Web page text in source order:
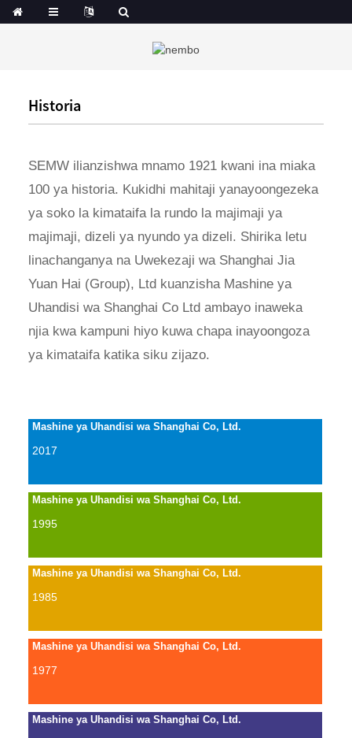
Historia
SEMW ilianzishwa mnamo 1921 kwani ina miaka
100 ya historia. Kukidhi mahitaji yanayoongezeka
ya soko la kimataifa la rundo la majimaji ya
majimaji, dizeli ya nyundo ya dizeli. Shirika letu
linachanganya na Uwekezaji wa Shanghai Jia
Yuan Hai (Group), Ltd kuanzisha Mashine ya
Uhandisi wa Shanghai Co Ltd ambayo inaweka
njia kwa kampuni hiyo kuwa chapa inayoongoza
ya kimataifa katika siku zijazo.
Mashine ya Uhandisi wa Shanghai Co, Ltd.
2017
Mashine ya Uhandisi wa Shanghai Co, Ltd.
1995
Mashine ya Uhandisi wa Shanghai Co, Ltd.
1985
Mashine ya Uhandisi wa Shanghai Co, Ltd.
1977
Mashine ya Uhandisi wa Shanghai Co, Ltd.